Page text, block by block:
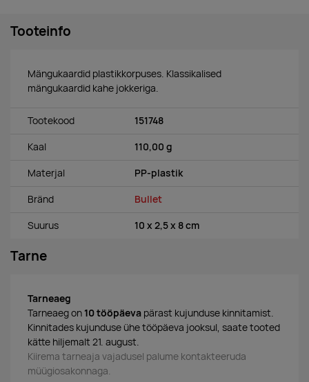
Tooteinfo
Mängukaardid plastikkorpuses. Klassikalised
mängukaardid kahe jokkeriga.
Tootekood 151748
Kaal 110,00 g
Materjal PP-plastik
Bränd Bullet
Suurus 10 x 2,5 x 8 cm
Tarne
Tarneaeg
Tarneaeg on 10 tööpäeva pärast kujunduse kinnitamist.
Kinnitades kujunduse ühe tööpäeva jooksul, saate tooted
kätte hiljemalt 21. august.
Kiirema tarneaja vajadusel palume kontakteeruda
müügiosakonnaga.